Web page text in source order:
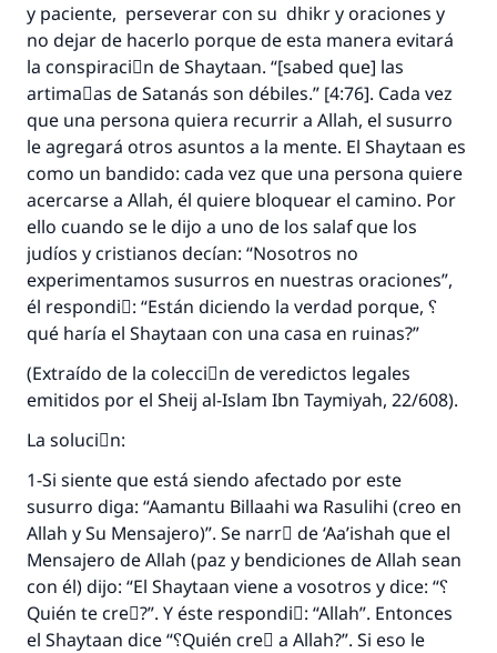
y paciente, perseverar con su dhikr y oraciones y
no dejar de hacerlo porque de esta manera evitará
la conspiraciَn de Shaytaan. “[sabed que] las
artimaٌas de Satanás son débiles.” [4:76]. Cada vez
que una persona quiera recurrir a Allah, el susurro
le agregará otros asuntos a la mente. El Shaytaan es
como un bandido: cada vez que una persona quiere
acercarse a Allah, él quiere bloquear el camino. Por
ello cuando se le dijo a uno de los salaf que los
judíos y cristianos decían: “Nosotros no
experimentamos susurros en nuestras oraciones”,
él respondiَ: “Están diciendo la verdad porque, ؟
qué haría el Shaytaan con una casa en ruinas?”
(Extraído de la colecciَn de veredictos legales
emitidos por el Sheij al-Islam Ibn Taymiyah, 22/608).
La soluciَn:
1-Si siente que está siendo afectado por este
susurro diga: “Aamantu Billaahi wa Rasulihi (creo en
Allah y Su Mensajero)”. Se narrَ de ‘Aa’ishah que el
Mensajero de Allah (paz y bendiciones de Allah sean
con él) dijo: “El Shaytaan viene a vosotros y dice: “؟
Quién te creَ?”. Y éste respondiَ: “Allah”. Entonces
el Shaytaan dice “؟Quién creَ a Allah?”. Si eso le